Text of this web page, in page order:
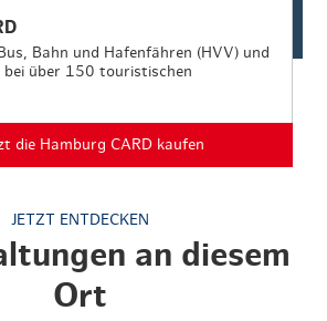
Bahn und Hafenfähren (HVV) und
bei über 150 touristischen
die Hamburg CARD kaufen
JETZT ENTDECKEN
an diesem
Ort